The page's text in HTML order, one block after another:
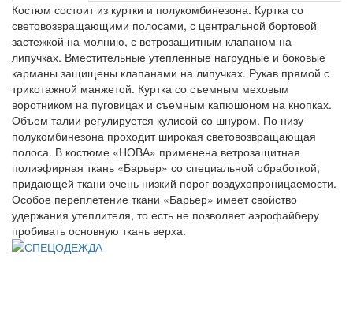
Костюм состоит из куртки и полукомбинезона. Куртка со
световозвращающими полосами, с центральной бортовой
застежкой на молнию, с ветрозащитным клапаном на
липучках. Вместительные утепленные нагрудные и боковые
карманы защищены клапанами на липучках. Рукав прямой с
трикотажной манжетой. Куртка со съемным меховым
воротником на пуговицах и съемным капюшоном на кнопках.
Объем талии регулируется кулисой со шнуром. По низу
полукомбинезона проходит широкая световозвращающая
полоса. В костюме «НОВА» применена ветрозащитная
полиэфирная ткань «Барьер» со специальной обработкой,
придающей ткани очень низкий порог воздухопроницаемости.
Особое переплетение ткани «Барьер» имеет свойство
удержания утеплителя, то есть не позволяет аэрофайберу
пробивать основную ткань верха.